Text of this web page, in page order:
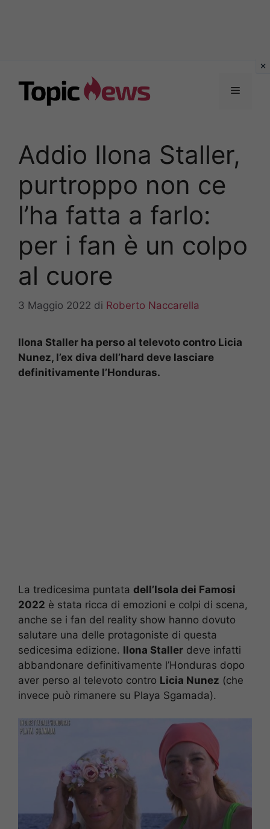
contenuto
Menu
Addio Ilona Staller,
purtroppo non ce
l’ha fatta a farlo:
per i fan è un colpo
al cuore
3 Maggio 2022 di Roberto Naccarella
Ilona Staller ha perso al televoto contro Licia
Nunez, l’ex diva dell’hard deve lasciare
definitivamente l’Honduras.
La tredicesima puntata dell’Isola dei Famosi
2022 è stata ricca di emozioni e colpi di scena,
anche se i fan del reality show hanno dovuto
salutare una delle protagoniste di questa
sedicesima edizione. Ilona Staller deve infatti
abbandonare definitivamente l’Honduras dopo
aver perso al televoto contro Licia Nunez (che
invece può rimanere su Playa Sgamada).